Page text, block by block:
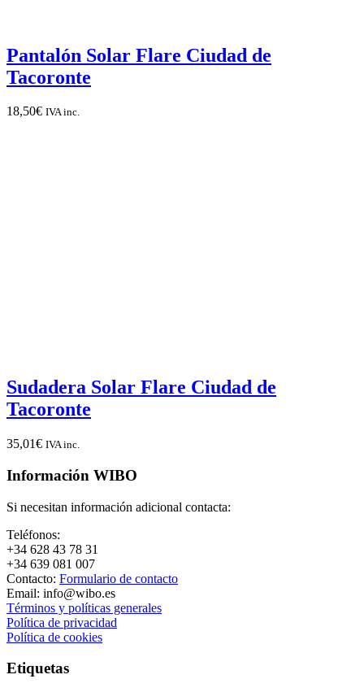
Pantalón Solar Flare Ciudad de
Tacoronte
18,50€ IVA inc.
Sudadera Solar Flare Ciudad de
Tacoronte
35,01€ IVA inc.
Información WIBO
Si necesitan información adicional contacta:
Teléfonos:
+34 628 43 78 31
+34 639 081 007
Contacto: Formulario de contacto
Email: info@wibo.es
Términos y políticas generales
Política de privacidad
Política de cookies
Etiquetas